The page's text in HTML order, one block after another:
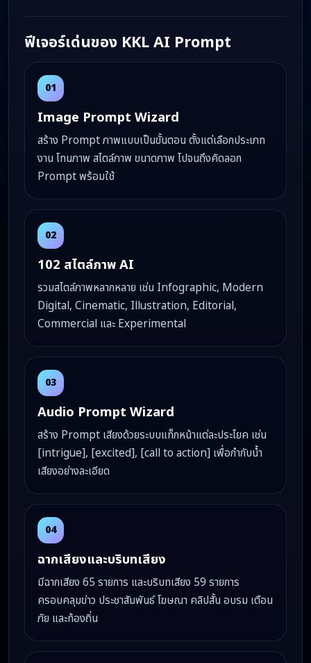
ฟีเจอร์เด่นของ KKL AI Prompt
01
Image Prompt Wizard
สร้าง Prompt ภาพแบบเป็นขั้นตอน ตั้งแต่เลือกประเภท
งาน โทนภาพ สไตล์ภาพ ขนาดภาพ ไปจนถึงคัดลอก
Prompt พร้อมใช้
02
102 สไตล์ภาพ AI
รวมสไตล์ภาพหลากหลาย เช่น Infographic, Modern
Digital, Cinematic, Illustration, Editorial,
Commercial และ Experimental
03
Audio Prompt Wizard
สร้าง Prompt เสียงด้วยระบบแท็กหน้าแต่ละประโยค เช่น
[intrigue], [excited], [call to action] เพื่อกำกับน้ำ
เสียงอย่างละเอียด
04
ฉากเสียงและบริบทเสียง
มีฉากเสียง 65 รายการ และบริบทเสียง 59 รายการ
ครอบคลุมข่าว ประชาสัมพันธ์ โฆษณา คลิปสั้น อบรม เตือน
ภัย และท้องถิ่น